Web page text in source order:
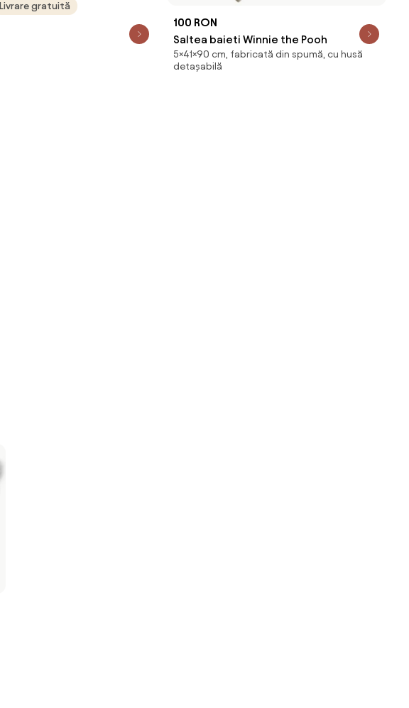
Livrare gratuită
100 RON
Saltea baieti Winnie the Pooh
5×41×90 cm, fabricată din spumă, cu husă
detașabilă